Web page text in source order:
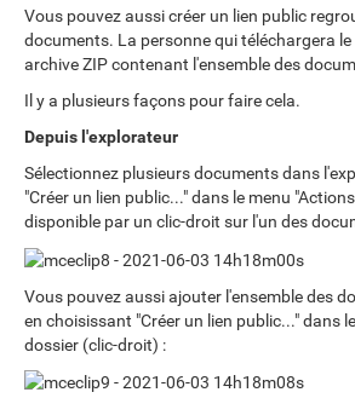
Vous pouvez aussi créer un lien public
documents. La personne qui téléchargera
archive ZIP contenant l'ensemble des
Il y a plusieurs façons pour faire cela.
Depuis l'explorateur
Sélectionnez plusieurs documents dans
"Créer un lien public..." dans le menu
disponible par un clic-droit sur l'un des
Vous pouvez aussi ajouter l'ensemble des
en choisissant "Créer un lien public..." dans
dossier (clic-droit) :